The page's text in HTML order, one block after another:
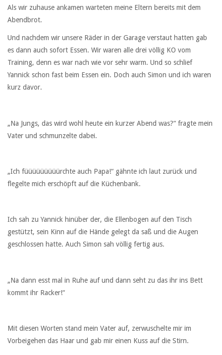
Als wir zuhause ankamen warteten meine Eltern bereits mit dem
Abendbrot.
Und nachdem wir unsere Räder in der Garage verstaut hatten gab
es dann auch sofort Essen. Wir waren alle drei völlig KO vom
Training, denn es war nach wie vor sehr warm. Und so schlief
Yannick schon fast beim Essen ein. Doch auch Simon und ich waren
kurz davor.
„Na Jungs, das wird wohl heute ein kurzer Abend was?“ fragte mein
Vater und schmunzelte dabei.
„Ich füüüüüüüüürchte auch Papa!“ gähnte ich laut zurück und
flegelte mich erschöpft auf die Küchenbank.
Ich sah zu Yannick hinüber der, die Ellenbogen auf den Tisch
gestützt, sein Kinn auf die Hände gelegt da saß und die Augen
geschlossen hatte. Auch Simon sah völlig fertig aus.
„Na dann esst mal in Ruhe auf und dann seht zu das ihr ins Bett
kommt ihr Racker!“
Mit diesen Worten stand mein Vater auf, zerwuschelte mir im
Vorbeigehen das Haar und gab mir einen Kuss auf die Stirn.